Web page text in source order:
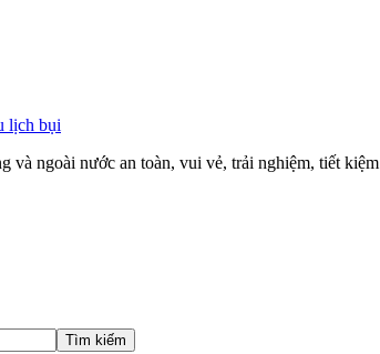
và ngoài nước an toàn, vui vẻ, trải nghiệm, tiết kiệm